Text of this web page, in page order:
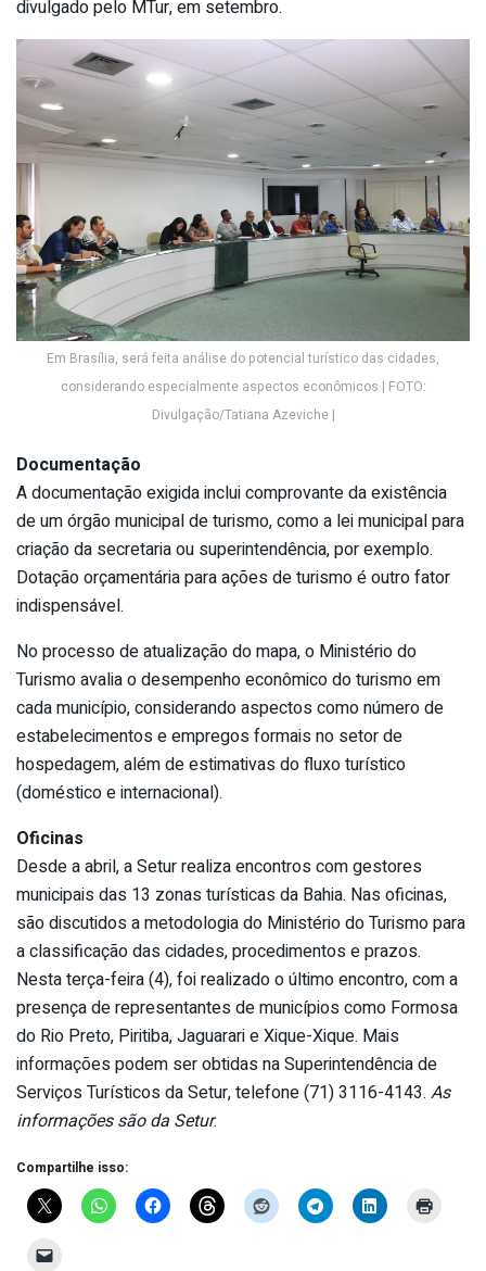
divulgado pelo MTur, em setembro.
Em Brasília, será feita análise do potencial turístico das cidades,
considerando especialmente aspectos econômicos | FOTO:
Divulgação/Tatiana Azeviche |
Documentação
A documentação exigida inclui comprovante da existência
de um órgão municipal de turismo, como a lei municipal para
criação da secretaria ou superintendência, por exemplo.
Dotação orçamentária para ações de turismo é outro fator
indispensável.
No processo de atualização do mapa, o Ministério do
Turismo avalia o desempenho econômico do turismo em
cada município, considerando aspectos como número de
estabelecimentos e empregos formais no setor de
hospedagem, além de estimativas do fluxo turístico
(doméstico e internacional).
Oficinas
Desde a abril, a Setur realiza encontros com gestores
municipais das 13 zonas turísticas da Bahia. Nas oficinas,
são discutidos a metodologia do Ministério do Turismo para
a classificação das cidades, procedimentos e prazos.
Nesta terça-feira (4), foi realizado o último encontro, com a
presença de representantes de municípios como Formosa
do Rio Preto, Piritiba, Jaguarari e Xique-Xique. Mais
informações podem ser obtidas na Superintendência de
Serviços Turísticos da Setur, telefone (71) 3116-4143. As
informações são da Setur.
Compartilhe isso: